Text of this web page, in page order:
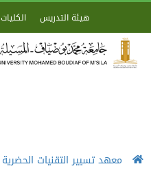
هيئة التدريس الكليات
معهد تسيير التقنيات الحضرية